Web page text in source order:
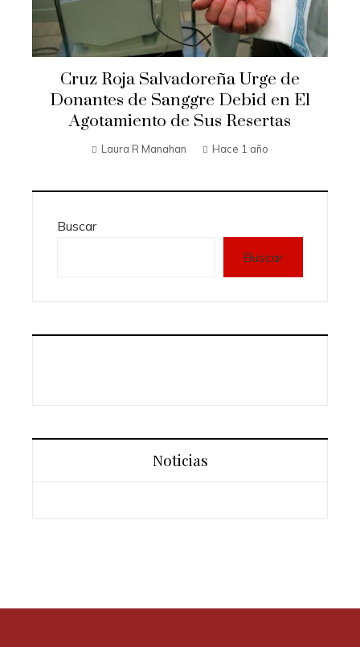
Cruz Roja Salvadoreña Urge de
Donantes de Sanggre Debid en El
Agotamiento de Sus Resertas
Laura R Manahan Hace 1 año
Buscar
Buscar
Noticias